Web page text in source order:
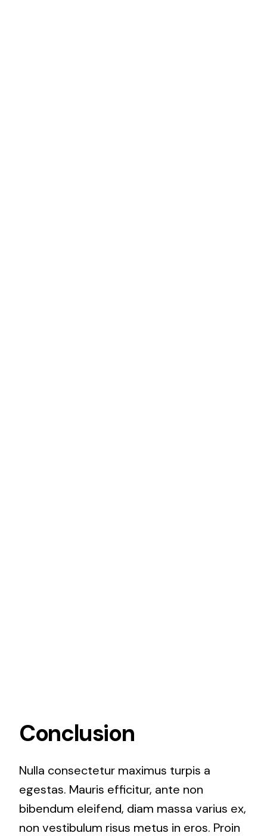
Conclusion
Nulla consectetur maximus turpis a
egestas. Mauris efficitur, ante non
bibendum eleifend, diam massa varius ex,
non vestibulum risus metus in eros. Proin